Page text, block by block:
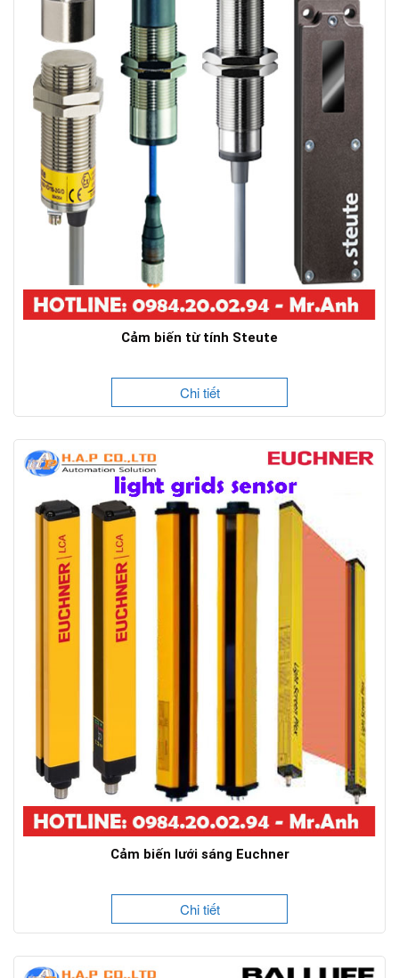
Cảm biến từ tính Steute
Chi tiết
Cảm biến lưới sáng Euchner
Chi tiết